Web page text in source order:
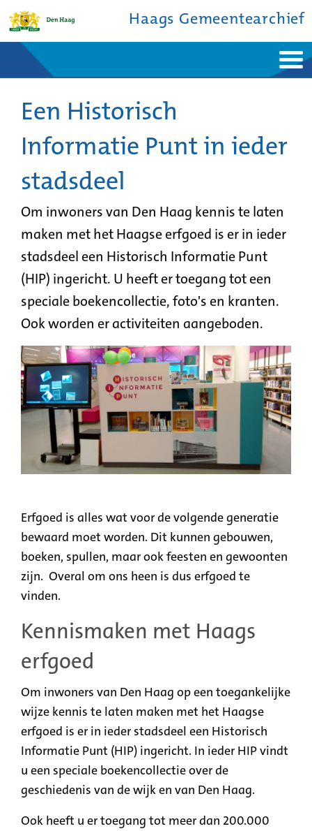
Haags Gemeentearchief
Ontdek de stad
De studiezaal
Bronnen en collecties
Over ons
Contact
Een Historisch
Informatie Punt in ieder
stadsdeel
Om inwoners van Den Haag kennis te laten
maken met het Haagse erfgoed is er in ieder
stadsdeel een Historisch Informatie Punt
(HIP) ingericht. U heeft er toegang tot een
speciale boekencollectie, foto's en kranten.
Ook worden er activiteiten aangeboden.
Erfgoed is alles wat voor de volgende generatie
bewaard moet worden. Dit kunnen gebouwen,
boeken, spullen, maar ook feesten en gewoonten
zijn. Overal om ons heen is dus erfgoed te
vinden.
Kennismaken met Haags
erfgoed
Om inwoners van Den Haag op een toegankelijke
wijze kennis te laten maken met het Haagse
erfgoed is er in ieder stadsdeel een Historisch
Informatie Punt (HIP) ingericht. In ieder HIP vindt
u een speciale boekencollectie over de
geschiedenis van de wijk en van Den Haag.
Ook heeft u er toegang tot meer dan 200.000